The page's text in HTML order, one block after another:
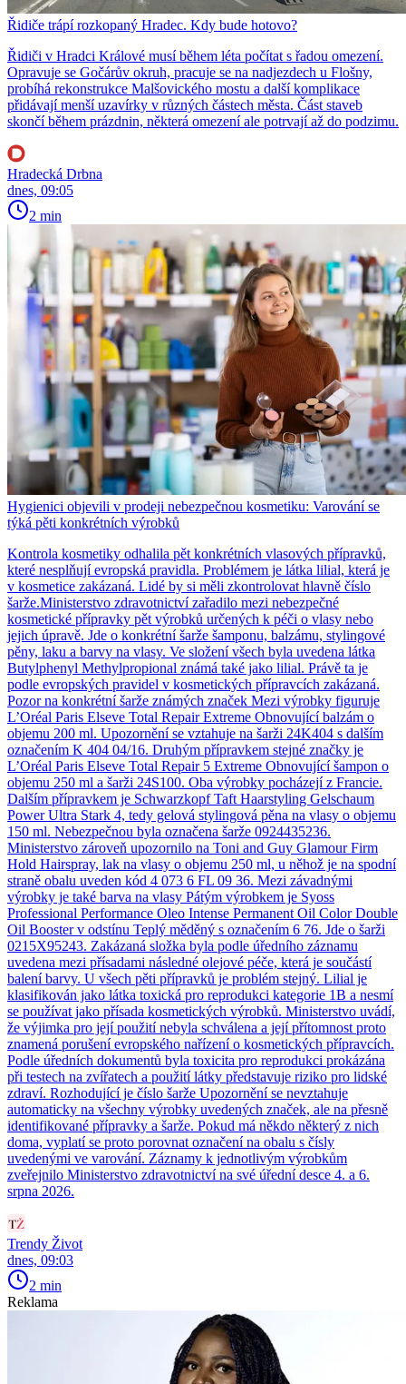
Řidiče trápí rozkopaný Hradec. Kdy bude hotovo?
Řidiči v Hradci Králové musí během léta počítat s řadou omezení.
Opravuje se Gočárův okruh, pracuje se na nadjezdech u Flošny,
probíhá rekonstrukce Malšovického mostu a další komplikace
přidávají menší uzavírky v různých částech města. Část staveb
skončí během prázdnin, některá omezení ale potrvají až do podzimu.
Hradecká Drbna
dnes, 09:05
2 min
Hygienici objevili v prodeji nebezpečnou kosmetiku: Varování se
týká pěti konkrétních výrobků
Kontrola kosmetiky odhalila pět konkrétních vlasových přípravků,
které nesplňují evropská pravidla. Problémem je látka lilial, která je
v kosmetice zakázaná. Lidé by si měli zkontrolovat hlavně číslo
šarže.Ministerstvo zdravotnictví zařadilo mezi nebezpečné
kosmetické přípravky pět výrobků určených k péči o vlasy nebo
jejich úpravě. Jde o konkrétní šarže šamponu, balzámu, stylingové
pěny, laku a barvy na vlasy. Ve složení všech byla uvedena látka
Butylphenyl Methylpropional známá také jako lilial. Právě ta je
podle evropských pravidel v kosmetických přípravcích zakázaná.
Pozor na konkrétní šarže známých značek Mezi výrobky figuruje
L’Oréal Paris Elseve Total Repair Extreme Obnovující balzám o
objemu 200 ml. Upozornění se vztahuje na šarži 24K404 s dalším
označením K 404 04/16. Druhým přípravkem stejné značky je
L’Oréal Paris Elseve Total Repair 5 Extreme Obnovující šampon o
objemu 250 ml a šarži 24S100. Oba výrobky pocházejí z Francie.
Dalším přípravkem je Schwarzkopf Taft Haarstyling Gelschaum
Power Ultra Stark 4, tedy gelová stylingová pěna na vlasy o objemu
150 ml. Nebezpečnou byla označena šarže 0924435236.
Ministerstvo zároveň upozornilo na Toni and Guy Glamour Firm
Hold Hairspray, lak na vlasy o objemu 250 ml, u něhož je na spodní
straně obalu uveden kód 4 073 6 FL 09 36. Mezi závadnými
výrobky je také barva na vlasy Pátým výrobkem je Syoss
Professional Performance Oleo Intense Permanent Oil Color Double
Oil Booster v odstínu Teplý měděný s označením 6 76. Jde o šarži
0215X95243. Zakázaná složka byla podle úředního záznamu
uvedena mezi přísadami následné olejové péče, která je součástí
balení barvy. U všech pěti přípravků je problém stejný. Lilial je
klasifikován jako látka toxická pro reprodukci kategorie 1B a nesmí
se používat jako přísada kosmetických výrobků. Ministerstvo uvádí,
že výjimka pro její použití nebyla schválena a její přítomnost proto
znamená porušení evropského nařízení o kosmetických přípravcích.
Podle úředních dokumentů byla toxicita pro reprodukci prokázána
při testech na zvířatech a použití látky představuje riziko pro lidské
zdraví. Rozhodující je číslo šarže Upozornění se nevztahuje
automaticky na všechny výrobky uvedených značek, ale na přesně
identifikované přípravky a šarže. Pokud má někdo některý z nich
doma, vyplatí se proto porovnat označení na obalu s čísly
uvedenými ve varování. Záznamy k jednotlivým výrobkům
zveřejnilo Ministerstvo zdravotnictví na své úřední desce 4. a 6.
srpna 2026.
Trendy Život
dnes, 09:03
2 min
Reklama